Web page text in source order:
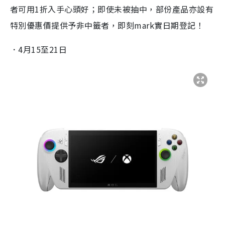
者可用1折入手心頭好；即使未被抽中，部份產品亦設有
特別優惠價提供予非中籤者，即刻mark實日期登記！
．4月15至21日